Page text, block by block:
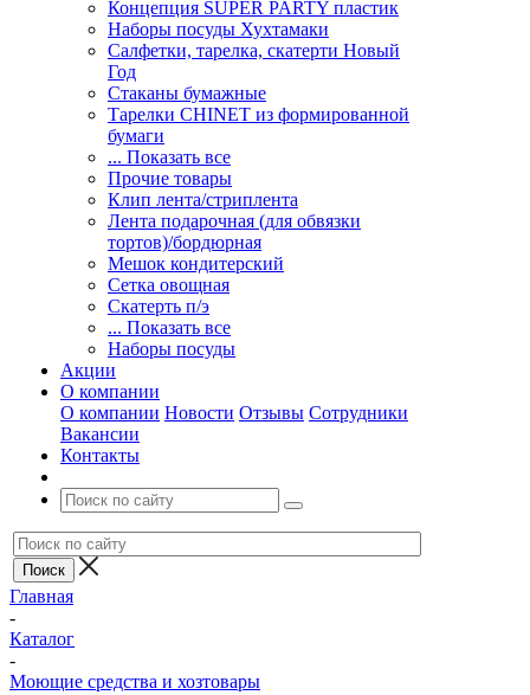
Концепция SUPER PARTY пластик
Наборы посуды Хухтамаки
Салфетки, тарелка, скатерти Новый
Год
Стаканы бумажные
Тарелки CHINET из формированной
бумаги
... Показать все
Прочие товары
Клип лента/стриплента
Лента подарочная (для обвязки
тортов)/бордюрная
Мешок кондитерский
Сетка овощная
Скатерть п/э
... Показать все
Наборы посуды
Акции
О компании
О компании Новости Отзывы Сотрудники
Вакансии
Контакты
Главная
-
Каталог
-
Моющие средства и хозтовары